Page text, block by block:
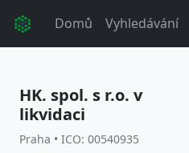
Domů Vyhledávání
HK. spol. s r.o. v
likvidaci
Praha • ICO: 00540935